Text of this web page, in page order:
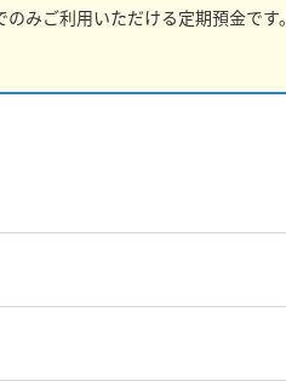
みご利用いただける定期預金です。